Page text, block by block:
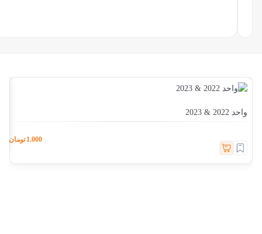
واحد 2022 & 2023
1.000